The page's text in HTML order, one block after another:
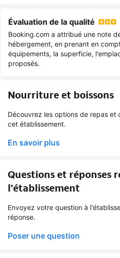
Évaluation de la qualité
Booking.com a attribué une note
hébergement, en prenant en
équipements, la superficie,
proposés.
Nourriture et boissons
Découvrez les options de repas et
cet établissement.
En savoir plus
Questions et réponses
l'établissement
Envoyez votre question à
réponse.
Poser une question